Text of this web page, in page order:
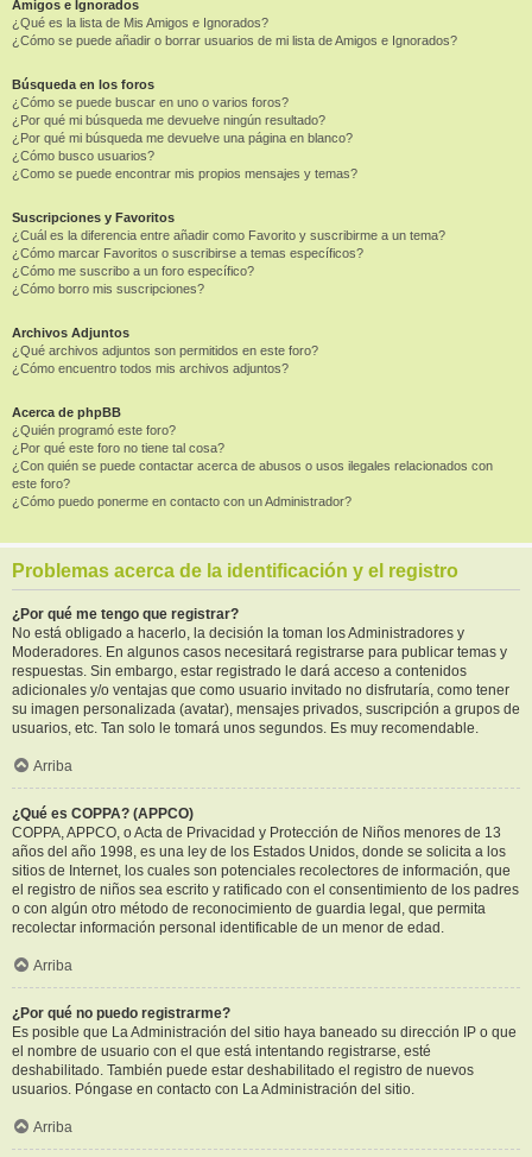
Amigos e Ignorados
¿Qué es la lista de Mis Amigos e Ignorados?
¿Cómo se puede añadir o borrar usuarios de mi lista de Amigos e Ignorados?
Búsqueda en los foros
¿Cómo se puede buscar en uno o varios foros?
¿Por qué mi búsqueda me devuelve ningún resultado?
¿Por qué mi búsqueda me devuelve una página en blanco?
¿Cómo busco usuarios?
¿Como se puede encontrar mis propios mensajes y temas?
Suscripciones y Favoritos
¿Cuál es la diferencia entre añadir como Favorito y suscribirme a un tema?
¿Cómo marcar Favoritos o suscribirse a temas específicos?
¿Cómo me suscribo a un foro específico?
¿Cómo borro mis suscripciones?
Archivos Adjuntos
¿Qué archivos adjuntos son permitidos en este foro?
¿Cómo encuentro todos mis archivos adjuntos?
Acerca de phpBB
¿Quién programó este foro?
¿Por qué este foro no tiene tal cosa?
¿Con quién se puede contactar acerca de abusos o usos ilegales relacionados con
este foro?
¿Cómo puedo ponerme en contacto con un Administrador?
Problemas acerca de la identificación y el registro
¿Por qué me tengo que registrar?
No está obligado a hacerlo, la decisión la toman los Administradores y
Moderadores. En algunos casos necesitará registrarse para publicar temas y
respuestas. Sin embargo, estar registrado le dará acceso a contenidos
adicionales y/o ventajas que como usuario invitado no disfrutaría, como tener
su imagen personalizada (avatar), mensajes privados, suscripción a grupos de
usuarios, etc. Tan solo le tomará unos segundos. Es muy recomendable.
Arriba
¿Qué es COPPA? (APPCO)
COPPA, APPCO, o Acta de Privacidad y Protección de Niños menores de 13
años del año 1998, es una ley de los Estados Unidos, donde se solicita a los
sitios de Internet, los cuales son potenciales recolectores de información, que
el registro de niños sea escrito y ratificado con el consentimiento de los padres
o con algún otro método de reconocimiento de guardia legal, que permita
recolectar información personal identificable de un menor de edad.
Arriba
¿Por qué no puedo registrarme?
Es posible que La Administración del sitio haya baneado su dirección IP o que
el nombre de usuario con el que está intentando registrarse, esté
deshabilitado. También puede estar deshabilitado el registro de nuevos
usuarios. Póngase en contacto con La Administración del sitio.
Arriba